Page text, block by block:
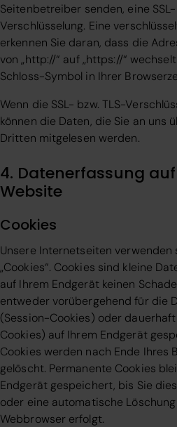
Seitenbetreiber senden, eine SSL-
Verschlüsselung. Eine
erkennen Sie daran, dass die
von „http://“ auf „https://“
Schloss-Symbol in Ihrer
Wenn die SSL- bzw. TLS-
können die Daten, die Sie an uns
Dritten mitgelesen werden.
4. Datenerfassung
Website
Cookies
Unsere Internetseiten verwenden
„Cookies“. Cookies sind kleine
auf Ihrem Endgerät keinen
entweder vorübergehend für die
(Session-Cookies) oder
Cookies) auf Ihrem Endgerät
Cookies werden nach Ende Ihres
gelöscht. Permanente Cookies
Endgerät gespeichert, bis Sie
oder eine automatische
Webbrowser erfolgt.